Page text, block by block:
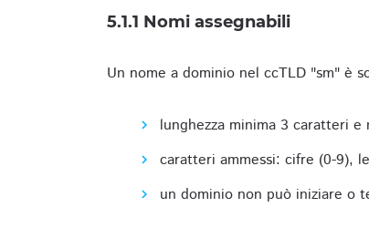
5.1.1 Nomi assegnabili
Un nome a dominio nel ccTLD "sm" è
lunghezza minima 3 caratteri e
caratteri ammessi: cifre (0-9),
un dominio non può iniziare o